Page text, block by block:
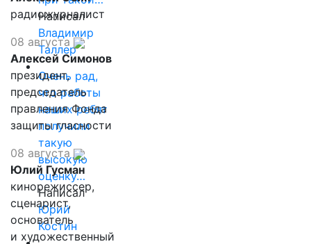
Написал
Владимир
Таллер
Очень рад,
что работы
наших ребят
получили
такую
высокую
оценку…
Написал
Юрий
Костин
радиожурналист
08 августа
Алексей Симонов
президент,
председатель
правления Фонда
защиты гласности
08 августа
Юлий Гусман
кинорежиссер,
сценарист,
основатель
и художественный